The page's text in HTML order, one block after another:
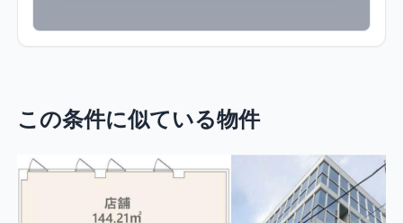
この条件に似ている物件